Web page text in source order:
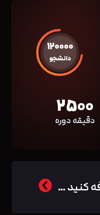
120000
دانشجو
2500
دقیقه دوره
کنید …